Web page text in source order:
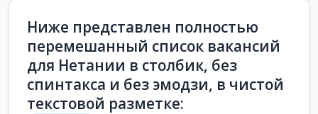
Ниже представлен полностью
перемешанный список вакансий
для Нетании в столбик, без
спинтакса и без эмодзи, в чистой
текстовой разметке: